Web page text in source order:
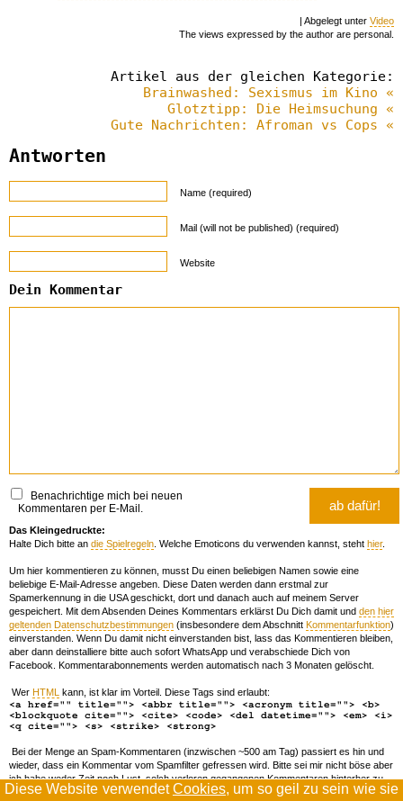
Diese Website verwendetCookies, um so geil zu sein wie sie
| Abgelegt unter Video
The views expressed by the author are personal.
Artikel aus der gleichen Kategorie:
Brainwashed: Sexismus im Kino «
Glotztipp: Die Heimsuchung «
Gute Nachrichten: Afroman vs Cops «
Antworten
Name (required)
Mail (will not be published) (required)
Website
Dein Kommentar
Benachrichtige mich bei neuen
Kommentaren per E-Mail.
Das Kleingedruckte:
Halte Dich bitte an die Spielregeln . Welche Emoticons du verwenden kannst, steht hier.
Um hier kommentieren zu können, musst Du einen beliebigen Namen sowie eine
beliebige E-Mail-Adresse angeben. Diese Daten werden dann erstmal zur
Spamerkennung in die USA geschickt, dort und danach auch auf meinem Server
gespeichert. Mit dem Absenden Deines Kommentars erklärst Du Dich damit und den hier
geltenden Datenschutzbestimmungen (insbesondere dem Abschnitt Kommentarfunktion)
einverstanden. Wenn Du damit nicht einverstanden bist, lass das Kommentieren bleiben,
aber dann deinstalliere bitte auch sofort WhatsApp und verabschiede Dich von
Facebook. Kommentarabonnements werden automatisch nach 3 Monaten gelöscht.
Wer HTML kann, ist klar im Vorteil. Diese Tags sind erlaubt:
<a href="" title=""> <abbr title=""> <acronym title=""> <b>
<blockquote cite=""> <cite> <code> <del datetime=""> <em> <i>
<q cite=""> <s> <strike> <strong>
Bei der Menge an Spam-Kommentaren (inzwischen ~500 am Tag) passiert es hin und
wieder, dass ein Kommentar vom Spamfilter gefressen wird. Bitte sei mir nicht böse aber
ich habe weder Zeit noch Lust, solch verloren gegangenen Kommentaren hinterher zu
forschen. Wenn das öfters passiert, schreib' mir 'ne Mail damit ich dich whitelisten kann.